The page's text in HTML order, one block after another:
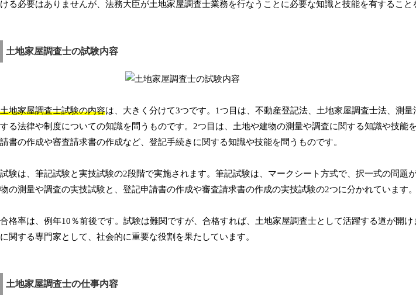
ける必要はありませんが、法務大臣が土地家屋調査士業務を行なうことに必要な知識と技能を有すること
土地家屋調査士の試験内容
土地家屋調査士試験の内容は、大きく分けて3つです。1つ目は、不動産登記法、土地家屋調査士法、測
する法律や制度についての知識を問うものです。2つ目は、土地や建物の測量や調査に関する知識や技能
請書の作成や審査請求書の作成など、登記手続きに関する知識や技能を問うものです。
試験は、筆記試験と実技試験の2段階で実施されます。筆記試験は、マークシート方式で、択一式の問題
物の測量や調査の実技試験と、登記申請書の作成や審査請求書の作成の実技試験の2つに分かれています。
合格率は、例年10％前後です。試験は難関ですが、合格すれば、土地家屋調査士として活躍する道が開
に関する専門家として、社会的に重要な役割を果たしています。
土地家屋調査士の仕事内容